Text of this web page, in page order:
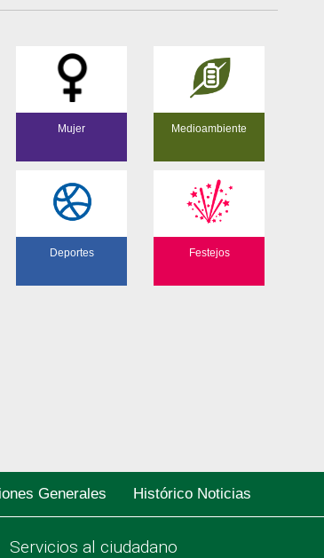
Mujer Medioambiente
Deportes Festejos
Generales Histórico Noticias
Servicios al ciudadano